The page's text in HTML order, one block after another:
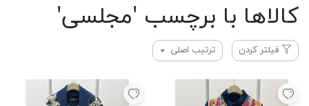
کالاها با برچسب 'مجلسی'
فیلتر کردن ترتیب اصلی